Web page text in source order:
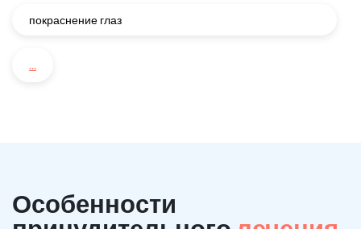
покраснение глаз
...
Особенности